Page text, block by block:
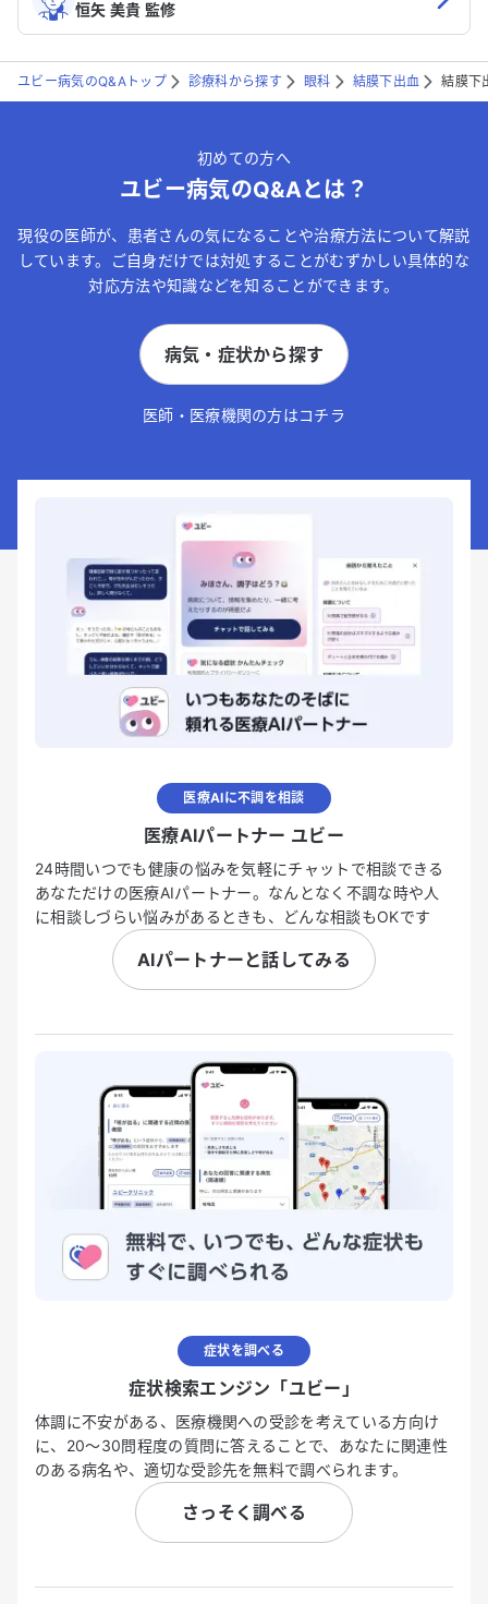
恒矢 美貴 監修
ユビー病気のQ&Aトップ 診療科から探す 眼科 結膜下出血 結膜下
初めての方へ
ユビー病気のQ&Aとは？
現役の医師が、患者さんの気になることや治療方法について解説
しています。ご自身だけでは対処することがむずかしい具体的な
対応方法や知識などを知ることができます。
病気・症状から探す
医師・医療機関の方はコチラ
医療AIに不調を相談
医療AIパートナー ユビー
24時間いつでも健康の悩みを気軽にチャットで相談できる
あなただけの医療AIパートナー。なんとなく不調な時や人
に相談しづらい悩みがあるときも、どんな相談もOKです
AIパートナーと話してみる
症状を調べる
症状検索エンジン「ユビー」
体調に不安がある、医療機関への受診を考えている方向け
に、20〜30問程度の質問に答えることで、あなたに関連性
のある病名や、適切な受診先を無料で調べられます。
さっそく調べる